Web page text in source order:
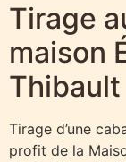
Tirage
maison
Tirage d’une
profit de la